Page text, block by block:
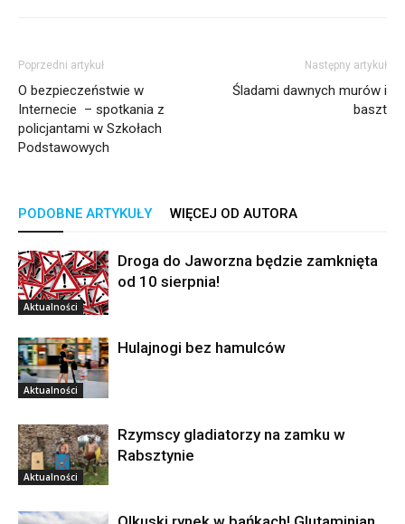
Poprzedni artykuł
O bezpieczeństwie w
Internecie – spotkania z
policjantami w Szkołach
Podstawowych
Następny artykuł
Śladami dawnych murów i
baszt
PODOBNE ARTYKUŁY WIĘCEJ OD AUTORA
Aktualności
Droga do Jaworzna będzie zamknięta
od 10 sierpnia!
Aktualności
Hulajnogi bez hamulców
Aktualności
Rzymscy gladiatorzy na zamku w
Rabsztynie